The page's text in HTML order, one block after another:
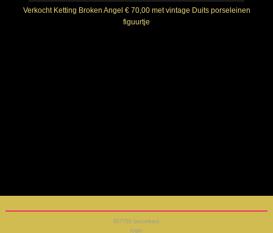
Verkocht Ketting Broken Angel € 70,00 met vintage Duits porseleinen
figuurtje
807755bezoekers
login